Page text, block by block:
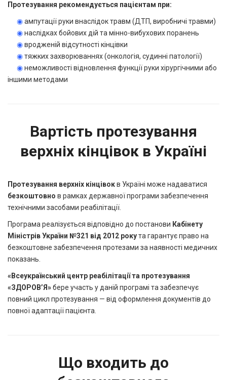
Протезування рекомендується пацієнтам при:
◉ампутації руки внаслідок травм (ДТП, виробничі травми)
◉наслідках бойових дій та мінно-вибухових поранень
◉вродженій відсутності кінцівки
◉тяжких захворюваннях (онкологія, судинні патології)
◉неможливості відновлення функції руки хірургічними або
іншими методами
Вартість протезування
верхніх кінцівок в Україні
Протезування верхніх кінцівокв Україні може надаватися
безкоштовно в рамках державної програми забезпечення
технічними засобами реабілітації.
Програма реалізується відповідно до постанови Кабінету
Міністрів України №321 від 2012 рокута гарантує право на
безкоштовне забезпечення протезами за наявності медичних
показань.
«Всеукраїнський центр реабілітації та протезування
«ЗДОРОВ’Я»бере участь у даній програмі та забезпечує
повний цикл протезування — від оформлення документів до
повної адаптації пацієнта.
Що входить до